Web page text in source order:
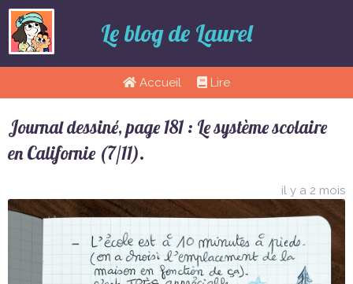
Le blog de Laurel
Accueil Lire
Journal dessiné, page 181 : Le système scolaire
en Californie (7/11).
il y a 2 mois